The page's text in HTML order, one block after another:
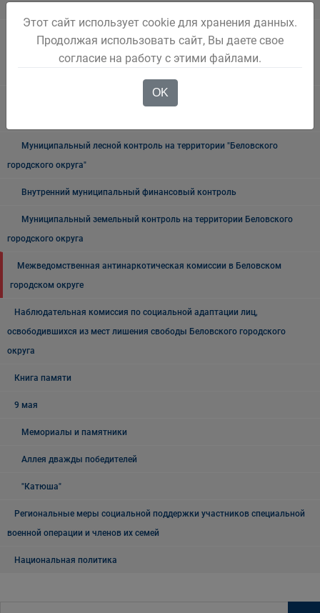
Муниципальный контроль на автомобильном транспорте,
городском, наземном электрическом транспорте и в дорожном
Муниципальный жилищный контроль на территории Беловского
Муниципальный лесной контроль на территории "Беловского
городского округа"
Внутренний муниципальный финансовый контроль
Муниципальный земельный контроль на территории Беловского
городского округа
Межведомственная антинаркотическая комиссии в Беловском
городском округе
Наблюдательная комиссия по социальной адаптации лиц,
освободившихся из мест лишения свободы Беловского городского
округа
Книга памяти
9 мая
Мемориалы и памятники
Аллея дважды победителей
"Катюша"
Региональные меры социальной поддержки участников специальной
военной операции и членов их семей
Национальная политика
Этот сайт использует cookie для хранения данных.
Продолжая использовать сайт, Вы даете свое
согласие на работу с этими файлами.
OK